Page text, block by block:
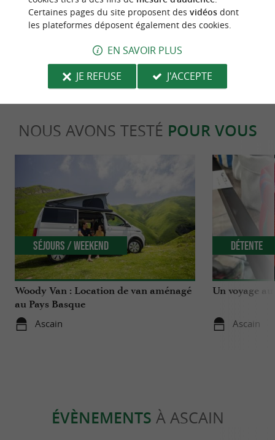
dernière mise à jour :30/04/2026 à 01:58:39
Source :Evènement proposé par un internaute
NOUS AVONS TESTÉ POUR VOUS
Woody Van : Location de van aménagé
au Pays Basque
Ascain
Séjours / Weekend
Un voyage
Ascain
Détente
ÉVÈNEMENTS À ASCAIN
Certaines pages du site proposent des vidéosdont
les plateformes déposent également des cookies.
EN SAVOIR PLUS
JE REFUSE
J'ACCEPTE